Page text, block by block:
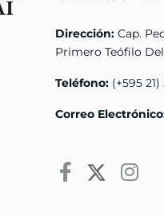
Dirección: Cap.
Primero Teófilo
Teléfono: (+595
Correo